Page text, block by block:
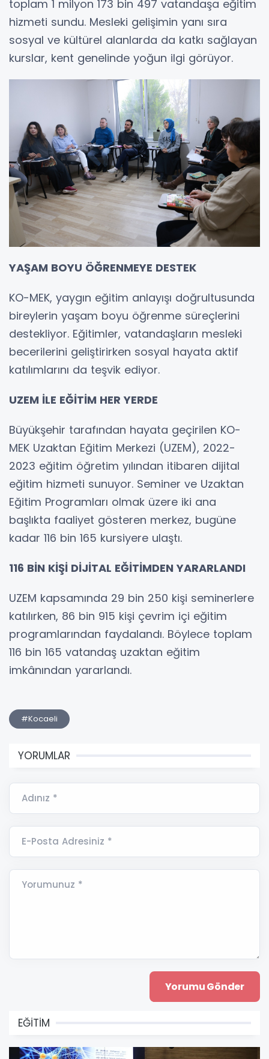
toplam 1 milyon 173 bin 497 vatandaşa eğitim
hizmeti sundu. Mesleki gelişimin yanı sıra
sosyal ve kültürel alanlarda da katkı sağlayan
kurslar, kent genelinde yoğun ilgi görüyor.
YAŞAM BOYU ÖĞRENMEYE DESTEK
KO-MEK, yaygın eğitim anlayışı doğrultusunda
bireylerin yaşam boyu öğrenme süreçlerini
destekliyor. Eğitimler, vatandaşların mesleki
becerilerini geliştirirken sosyal hayata aktif
katılımlarını da teşvik ediyor.
UZEM İLE EĞİTİM HER YERDE
Büyükşehir tarafından hayata geçirilen KO-
MEK Uzaktan Eğitim Merkezi (UZEM), 2022-
2023 eğitim öğretim yılından itibaren dijital
eğitim hizmeti sunuyor. Seminer ve Uzaktan
Eğitim Programları olmak üzere iki ana
başlıkta faaliyet gösteren merkez, bugüne
kadar 116 bin 165 kursiyere ulaştı.
116 BİN KİŞİ DİJİTAL EĞİTİMDEN YARARLANDI
UZEM kapsamında 29 bin 250 kişi seminerlere
katılırken, 86 bin 915 kişi çevrim içi eğitim
programlarından faydalandı. Böylece toplam
116 bin 165 vatandaş uzaktan eğitim
imkânından yararlandı.
#Kocaeli
YORUMLAR
Adınız *
E-Posta Adresiniz *
Yorumunuz *
EĞİTİM